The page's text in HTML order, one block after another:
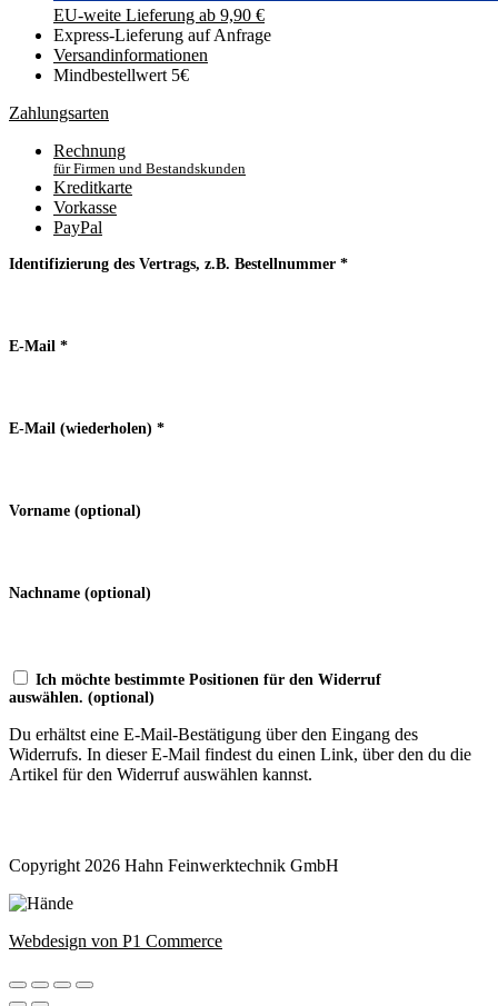
EU-weite Lieferung ab 9,90 €
Express-Lieferung auf Anfrage
Versand­informationen
Mindbestellwert 5€
Zahlungsarten
Rechnung
für Firmen und Bestandskunden
Kreditkarte
Vorkasse
PayPal
Identifizierung des Vertrags, z.B. Bestellnummer *
E-Mail *
E-Mail (wiederholen) *
Vorname (optional)
Nachname (optional)
Ich möchte bestimmte Positionen für den Widerruf
auswählen. (optional)
Du erhältst eine E-Mail-Bestätigung über den Eingang des
Widerrufs. In dieser E-Mail findest du einen Link, über den du die
Artikel für den Widerruf auswählen kannst.
Copyright 2026 Hahn Feinwerktechnik GmbH
Webdesign von P1 Commerce